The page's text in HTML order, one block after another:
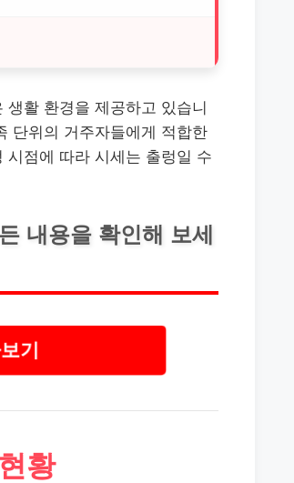
활 환경을 제공하고 있습니
단위의 거주자들에게 적합한
시점에 따라 시세는 출렁일 수
내용을 확인해 보세
기
황